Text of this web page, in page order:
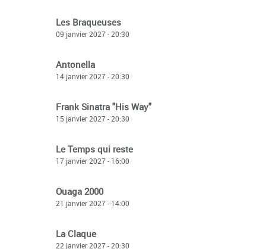
Les Braqueuses
09 janvier 2027 - 20:30
Antonella
14 janvier 2027 - 20:30
Frank Sinatra "His Way"
15 janvier 2027 - 20:30
Le Temps qui reste
17 janvier 2027 - 16:00
Ouaga 2000
21 janvier 2027 - 14:00
La Claque
22 janvier 2027 - 20:30